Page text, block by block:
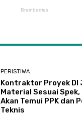
PERISTIWA
Kontraktor Proyek DI
Material Sesuai Spek,
Akan Temui PPK dan
Teknis